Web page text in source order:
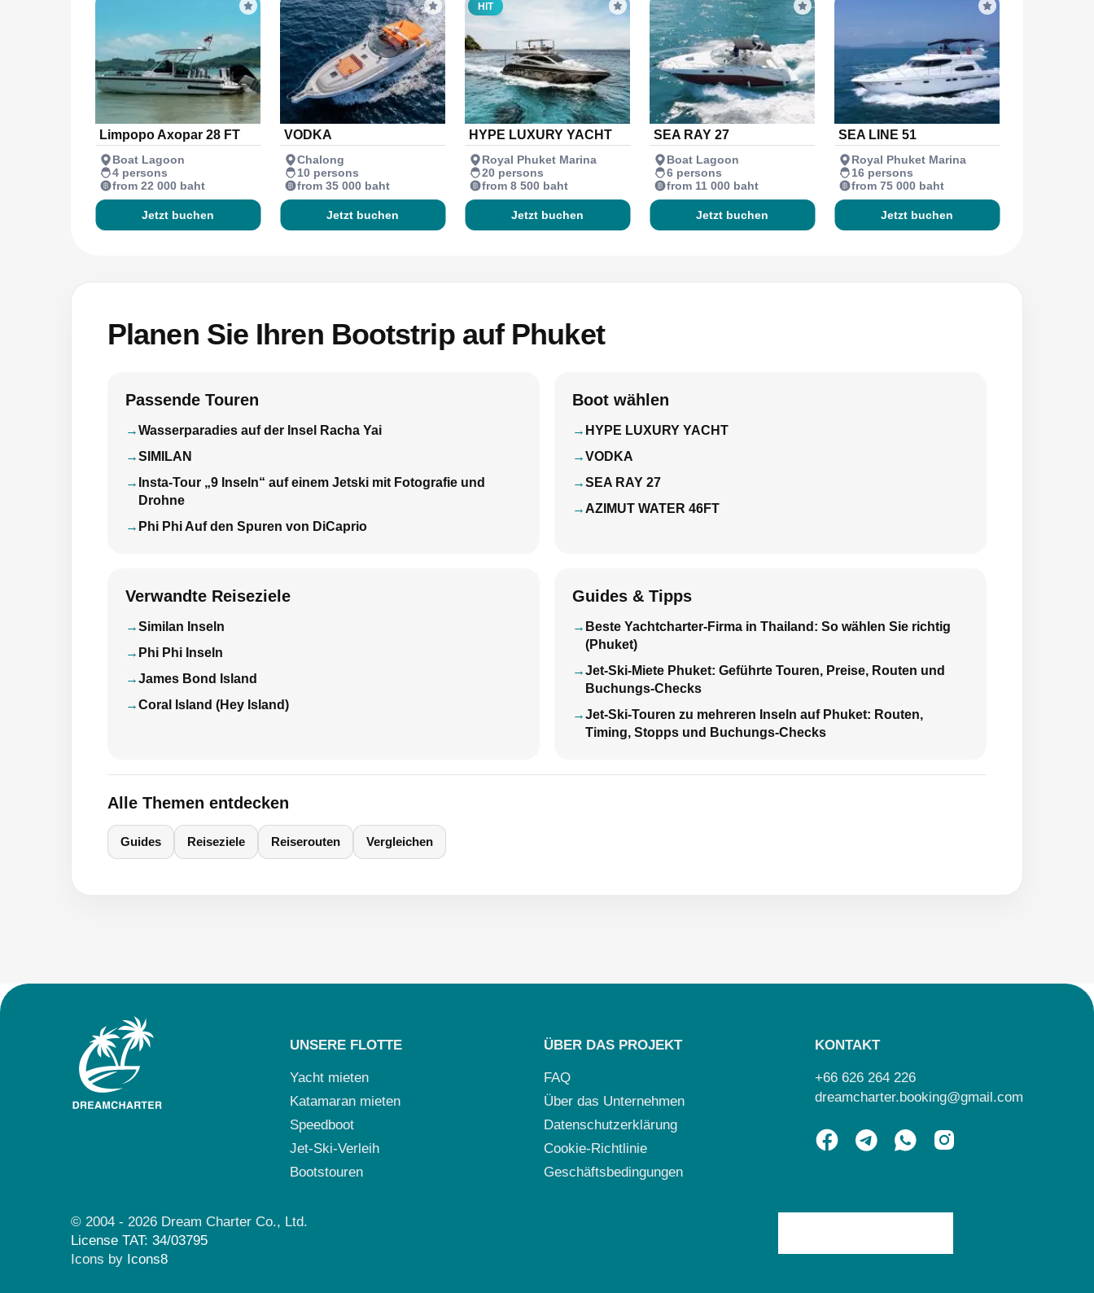
Limpopo Axopar 28 FT
Boat Lagoon
4 persons
from 22 000 baht
Jetzt buchen
VODKA
Chalong
10 persons
from 35 000 baht
Jetzt buchen
HIT
HYPE LUXURY YACHT
Royal Phuket Marina
20 persons
from 8 500 baht
Jetzt buchen
SEA RAY 27
Boat Lagoon
6 persons
from 11 000 baht
Jetzt buchen
SEA LINE 51
Royal Phuket Marina
16 persons
from 75 000 baht
Jetzt buchen
Planen Sie Ihren Bootstrip auf Phuket
Passende Touren
Wasserparadies auf der Insel Racha Yai
SIMILAN
Insta-Tour „9 Inseln“ auf einem Jetski mit Fotografie und
Drohne
Phi Phi Auf den Spuren von DiCaprio
Boot wählen
HYPE LUXURY YACHT
VODKA
SEA RAY 27
AZIMUT WATER 46FT
Verwandte Reiseziele
Similan Inseln
Phi Phi Inseln
James Bond Island
Coral Island (Hey Island)
Guides & Tipps
Beste Yachtcharter-Firma in Thailand: So wählen Sie richtig
(Phuket)
Jet-Ski-Miete Phuket: Geführte Touren, Preise, Routen und
Buchungs-Checks
Jet-Ski-Touren zu mehreren Inseln auf Phuket: Routen,
Timing, Stopps und Buchungs-Checks
Alle Themen entdecken
Guides Reiseziele Reiserouten Vergleichen
UNSERE FLOTTE
Yacht mieten
Katamaran mieten
Speedboot
Jet-Ski-Verleih
Bootstouren
ÜBER DAS PROJEKT
FAQ
Über das Unternehmen
Datenschutzerklärung
Cookie-Richtlinie
Geschäftsbedingungen
KONTAKT
+66 626 264 226
dreamcharter.booking@gmail.com
© 2004 - 2026 Dream Charter Co., Ltd.
License TAT: 34/03795
Icons by Icons8